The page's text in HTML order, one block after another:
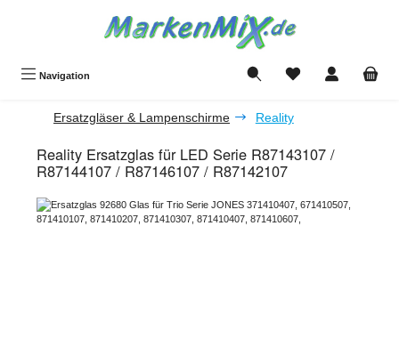
Navigation Du hast 0 Produkte
Ersatzgläser & Lampenschirme Reality
Reality Ersatzglas für LED Serie R87143107 /
R87144107 / R87146107 / R87142107
Bildergalerie überspringen